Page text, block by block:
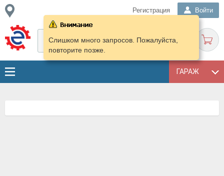
Регистрация Войти
ГАРАЖ
Слишком много запросов. Пожалуйста,
повторите позже.